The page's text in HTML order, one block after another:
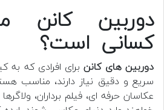
دوربین کانن
کسانی است؟
دوربین های کاننبرای افرادی که به
سریع و دقیق نیاز دارند، مناسب
عکاسان حرفه ای، فیلم برداران،